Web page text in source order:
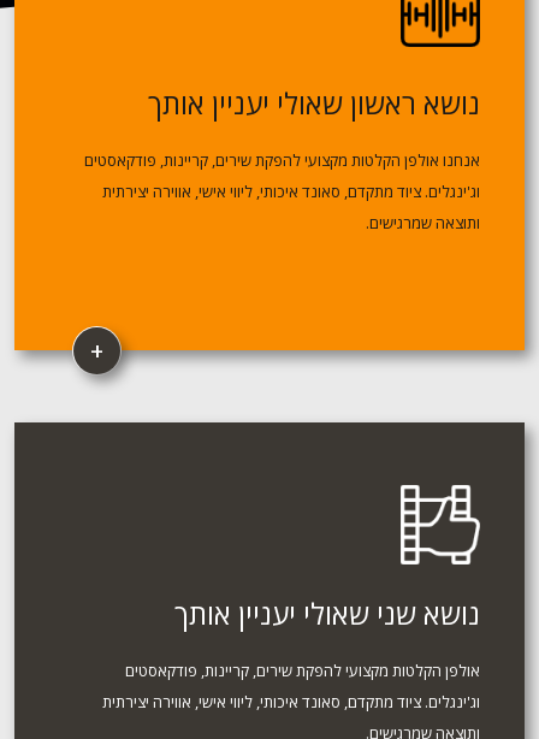
נושא ראשון שאולי יעניין אותך
אנחנו אולפן הקלטות מקצועי להפקת שירים, קריינות, פודקאסטים
וג'ינגלים. ציוד מתקדם, סאונד איכותי, ליווי אישי, אווירה יצירתית
ותוצאה שמרגישים.
+
נושא שני שאולי יעניין אותך
אולפן הקלטות מקצועי להפקת שירים, קריינות, פודקאסטים
וג'ינגלים. ציוד מתקדם, סאונד איכותי, ליווי אישי, אווירה יצירתית
ותוצאה שמרגישים.